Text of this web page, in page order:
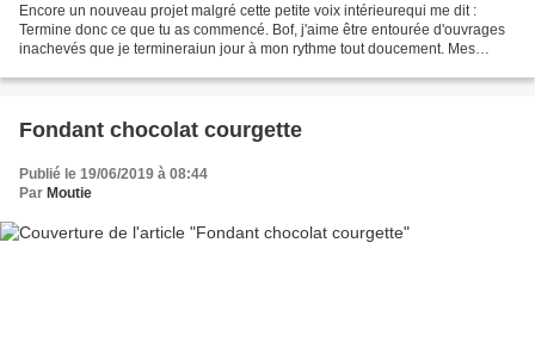
Encore un nouveau projet malgré cette petite voix intérieurequi me dit :
Termine donc ce que tu as commencé. Bof, j'aime être entourée d'ouvrages
inachevés que je termineraiun jour à mon rythme tout doucement. Mes
Fondant chocolat courgette
Publié le 19/06/2019 à 08:44
Par Moutie